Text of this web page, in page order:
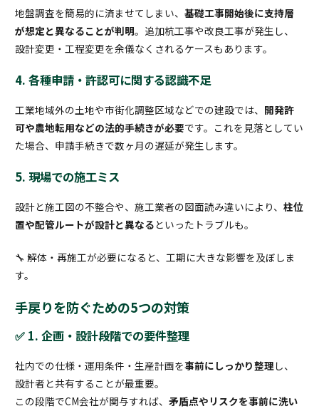
地盤調査を簡易的に済ませてしまい、基礎工事開始後に支持層
が想定と異なることが判明。追加杭工事や改良工事が発生し、
設計変更・工程変更を余儀なくされるケースもあります。
4. 各種申請・許認可に関する認識不足
工業地域外の土地や市街化調整区域などでの建設では、 開発許
可や農地転用などの法的手続きが必要です。これを見落としてい
た場合、申請手続きで数ヶ月の遅延が発生します。
5. 現場での施工ミス
設計と施工図の不整合や、施工業者の図面読み違いにより、柱位
置や配管ルートが設計と異なるといったトラブルも。
🔧 解体・再施工が必要になると、工期に大きな影響を及ぼしま
す。
手戻りを防ぐための5つの対策
✅ 1. 企画・設計段階での要件整理
社内での仕様・運用条件・生産計画を事前にしっかり整理し、
設計者と共有することが最重要。
この段階でCM会社が関与すれば、矛盾点やリスクを事前に洗い